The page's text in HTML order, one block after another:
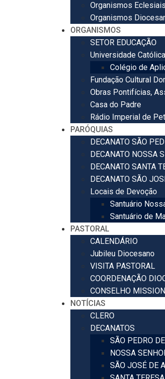
Organismos
Organismos
ORGANISMOS
SETOR EDUCAÇÃO
Universidade
Colégio de
Fundação Cultural
Obras Pontifícias,
Casa do Padre
Rádio Imperial de
PARÓQUIAS
DECANATO SÃO
DECANATO NOSSA
DECANATO SANTA
DECANATO SÃO
Locais de Devoção
Santuário
Santuário de
PASTORAL
CALENDÁRIO
Jubileu Diocesano
VISITA PASTORAL
COORDENAÇÃO
CONSELHO
NOTÍCIAS
CLERO
DECANATOS
SÃO PEDRO
NOSSA
SÃO JOSÉ DE